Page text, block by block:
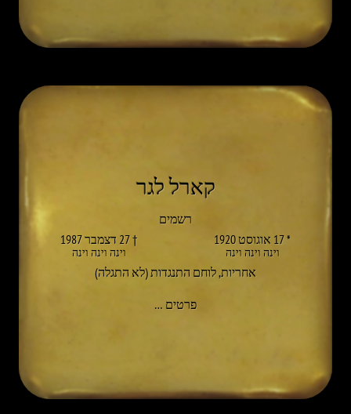
קארל לגר
רשמים
* 17 אוגוסט 1920
וינה וינה וינה
† 27 דצמבר 1987
וינה וינה וינה
אחריות,לוחם התנגדות (לא התגלה)
פרטים …